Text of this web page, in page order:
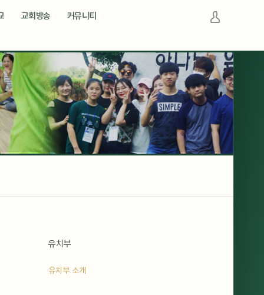
로그인
회원가입
사용자정보변경
교회방송 커뮤니티
유치부
유치부 소개